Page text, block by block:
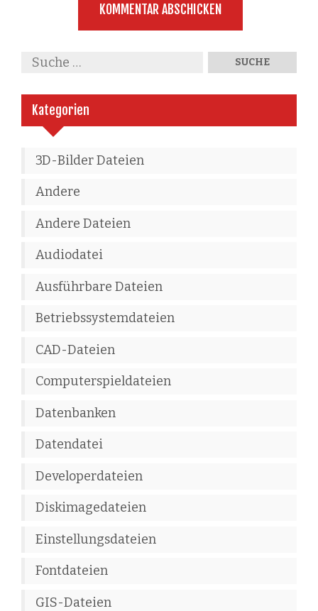
Kategorien
3D-Bilder Dateien
Andere
Andere Dateien
Audiodatei
Ausführbare Dateien
Betriebssystemdateien
CAD-Dateien
Computerspieldateien
Datenbanken
Datendatei
Developerdateien
Diskimagedateien
Einstellungsdateien
Fontdateien
GIS-Dateien